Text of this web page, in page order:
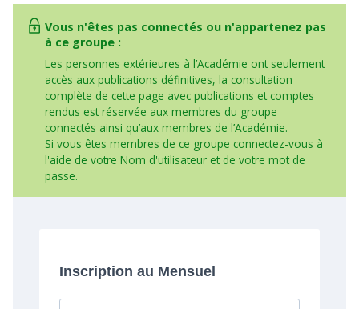
Vous n'êtes pas connectés ou n'appartenez pas
à ce groupe :
Les personnes extérieures à l’Académie ont seulement
accès aux publications définitives, la consultation
complète de cette page avec publications et comptes
rendus est réservée aux membres du groupe
connectés ainsi qu’aux membres de l’Académie.
Si vous êtes membres de ce groupe connectez-vous à
l'aide de votre Nom d'utilisateur et de votre mot de
passe.